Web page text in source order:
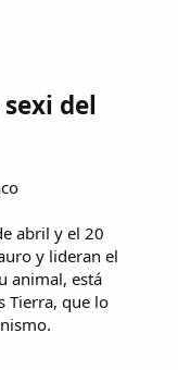
del
abril y el 20
y lideran el
animal, está
Tierra, que lo